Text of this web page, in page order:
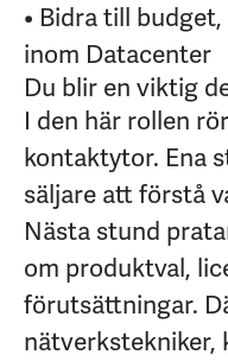
• Bidra till
inom Datacenter
Du blir en viktig
I den här rollen
kontaktytor. Ena
säljare att förstå
Nästa stund
om produktval,
förutsättningar.
nätverkstekniker,